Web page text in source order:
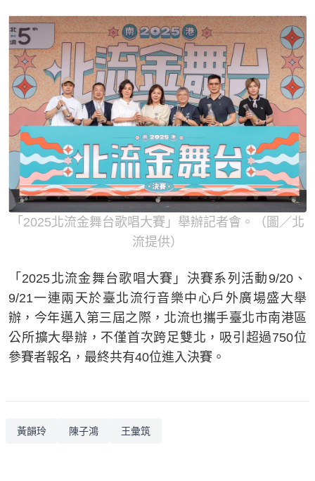
「2025北流金舞台歌唱大賽」舉辦記者會。（圖／北
流提供）
「2025北流金舞台歌唱大賽」決賽系列活動9/20、
9/21一連兩天於臺北流行音樂中心戶外廣場盛大舉
辦，今年邁入第三屆之際，北流也攜手臺北市南港區
公所擴大舉辦，不僅首次跨足雙北，吸引超過750位
參賽者報名，最終共有40位進入決賽。
黃韻玲 陳子鴻 王彙筑